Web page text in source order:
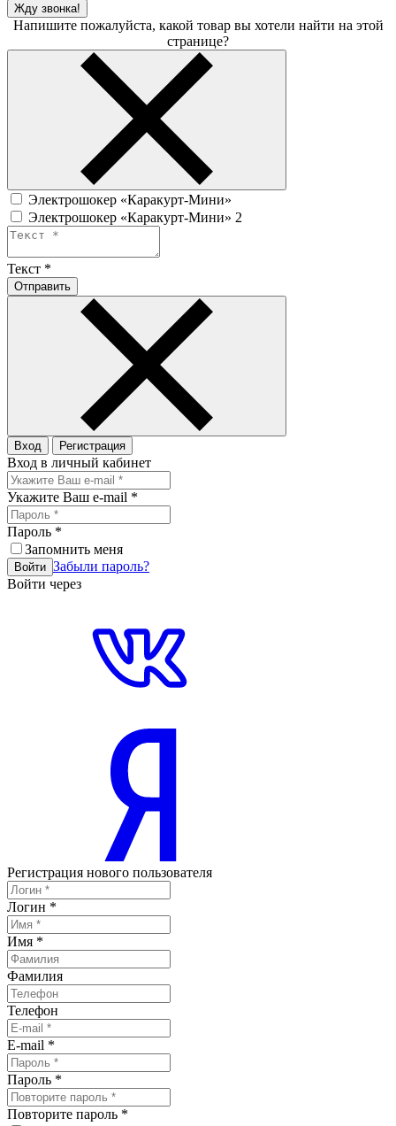
Жду звонка!
Напишите пожалуйста, какой товар вы хотели найти на этой
странице?
Электрошокер «Каракурт-Мини»
Электрошокер «Каракурт-Мини» 2
Текст *
Отправить
Вход Регистрация
Вход в личный кабинет
Укажите Ваш e-mail *
Пароль *
Запомнить меня
Войти Забыли пароль?
Войти через
Регистрация нового пользователя
Логин *
Имя *
Фамилия
Телефон
E-mail *
Пароль *
Повторите пароль *